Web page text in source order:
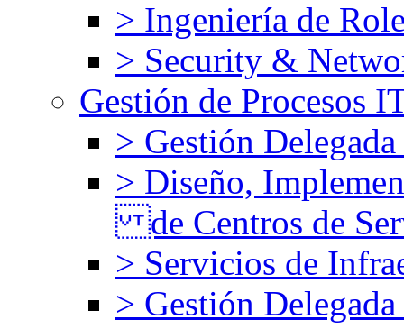
> Ingeniería de
> Security &
Gestión de Procesos
> Gestión
> Diseño,
de Centros de
> Servicios de
> Gestión